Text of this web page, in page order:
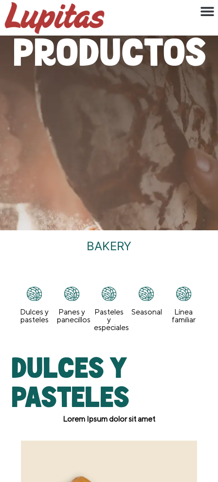
Productos
BAKERY
Dulces y
pasteles
Panes y
panecillos
Pasteles
y
especiales
Seasonal
Línea
familiar
Dulces y
pasteles
Lorem Ipsum dolor sit amet